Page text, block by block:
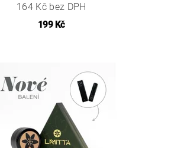
164 Kč bez DPH
199 Kč